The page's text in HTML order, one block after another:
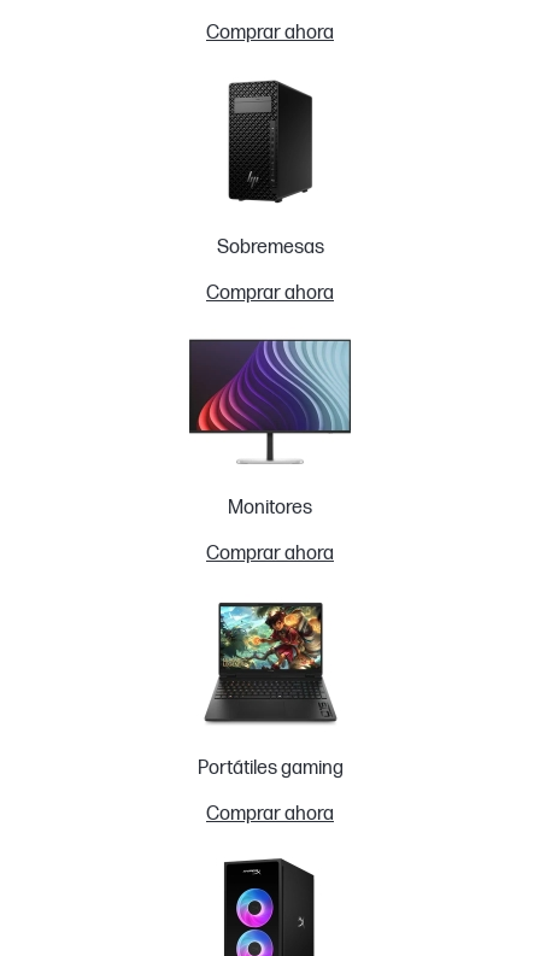
Comprar ahora
Sobremesas
Comprar ahora
Monitores
Comprar ahora
Portátiles gaming
Comprar ahora